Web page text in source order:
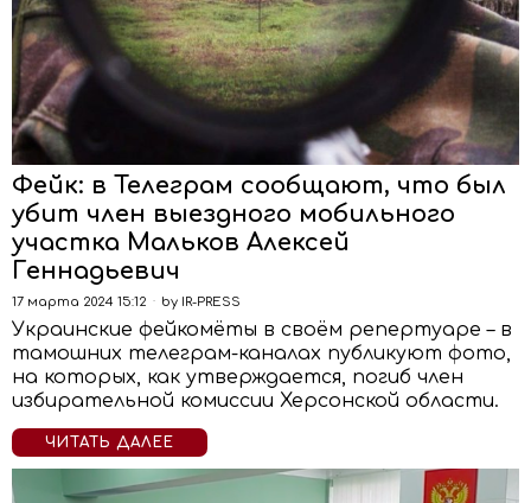
Фейк: в Телеграм сообщают, что был
убит член выездного мобильного
участка Мальков Алексей
Геннадьевич
17 марта 2024 15:12 by IR-PRESS
Украинские фейкомёты в своём репертуаре – в
тамошних телеграм-каналах публикуют фото,
на которых, как утверждается, погиб член
избирательной комиссии Херсонской области.
ЧИТАТЬ ДАЛЕЕ